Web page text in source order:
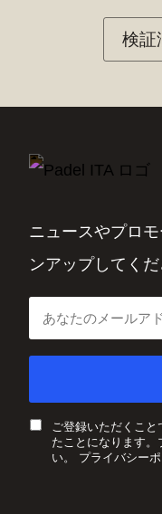
検証
ニュースやプロ
ンアップしてく
ご登録いただくこと
たことになります。
い。 プライバシー